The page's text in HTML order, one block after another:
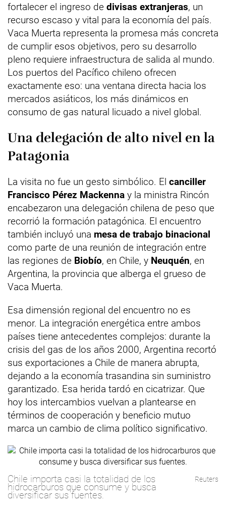
fortalecer el ingreso de divisas extranjeras, un
recurso escaso y vital para la economía del país.
Vaca Muerta representa la promesa más concreta
de cumplir esos objetivos, pero su desarrollo
pleno requiere infraestructura de salida al mundo.
Los puertos del Pacífico chileno ofrecen
exactamente eso: una ventana directa hacia los
mercados asiáticos, los más dinámicos en
consumo de gas natural licuado a nivel global.
Una delegación de alto nivel en la
Patagonia
La visita no fue un gesto simbólico. El canciller
Francisco Pérez Mackenna y la ministra Rincón
encabezaron una delegación chilena de peso que
recorrió la formación patagónica. El encuentro
también incluyó una mesa de trabajo binacional
como parte de una reunión de integración entre
las regiones de Biobío, en Chile, y Neuquén, en
Argentina, la provincia que alberga el grueso de
Vaca Muerta.
Esa dimensión regional del encuentro no es
menor. La integración energética entre ambos
países tiene antecedentes complejos: durante la
crisis del gas de los años 2000, Argentina recortó
sus exportaciones a Chile de manera abrupta,
dejando a la economía trasandina sin suministro
garantizado. Esa herida tardó en cicatrizar. Que
hoy los intercambios vuelvan a plantearse en
términos de cooperación y beneficio mutuo
marca un cambio de clima político significativo.
Chile importa casi la totalidad de los
hidrocarburos que consume y busca
diversificar sus fuentes.
Reuters